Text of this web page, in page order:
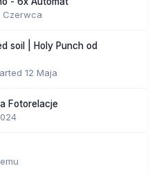
Czerwca
soil | Holy Punch od
12 Maja
Fotorelacje